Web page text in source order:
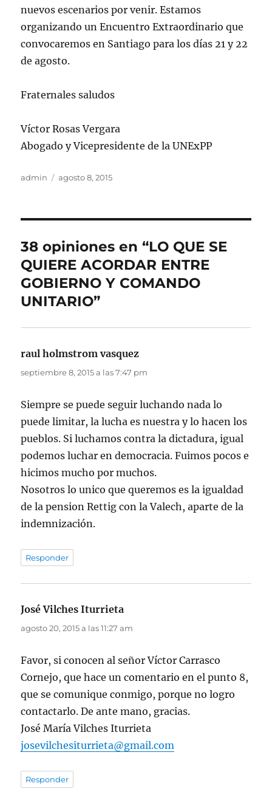
nuevos escenarios por venir. Estamos
organizando un Encuentro Extraordinario que
convocaremos en Santiago para los días 21 y 22
de agosto.
Fraternales saludos
Víctor Rosas Vergara
Abogado y Vicepresidente de la UNExPP
Autor
admin
Publicado
agosto 8, 2015
38 opiniones en “LO QUE SE
QUIERE ACORDAR ENTRE
GOBIERNO Y COMANDO
UNITARIO”
raul holmstrom vasquez
septiembre 8, 2015 a las 7:47 pm
Siempre se puede seguir luchando nada lo
puede limitar, la lucha es nuestra y lo hacen los
pueblos. Si luchamos contra la dictadura, igual
podemos luchar en democracia. Fuimos pocos e
hicimos mucho por muchos.
Nosotros lo unico que queremos es la igualdad
de la pension Rettig con la Valech, aparte de la
indemnización.
Responder
José Vilches Iturrieta
agosto 20, 2015 a las 11:27 am
Favor, si conocen al señor Víctor Carrasco
Cornejo, que hace un comentario en el punto 8,
que se comunique conmigo, porque no logro
contactarlo. De ante mano, gracias.
José María Vilches Iturrieta
josevilchesiturrieta@gmail.com
Responder